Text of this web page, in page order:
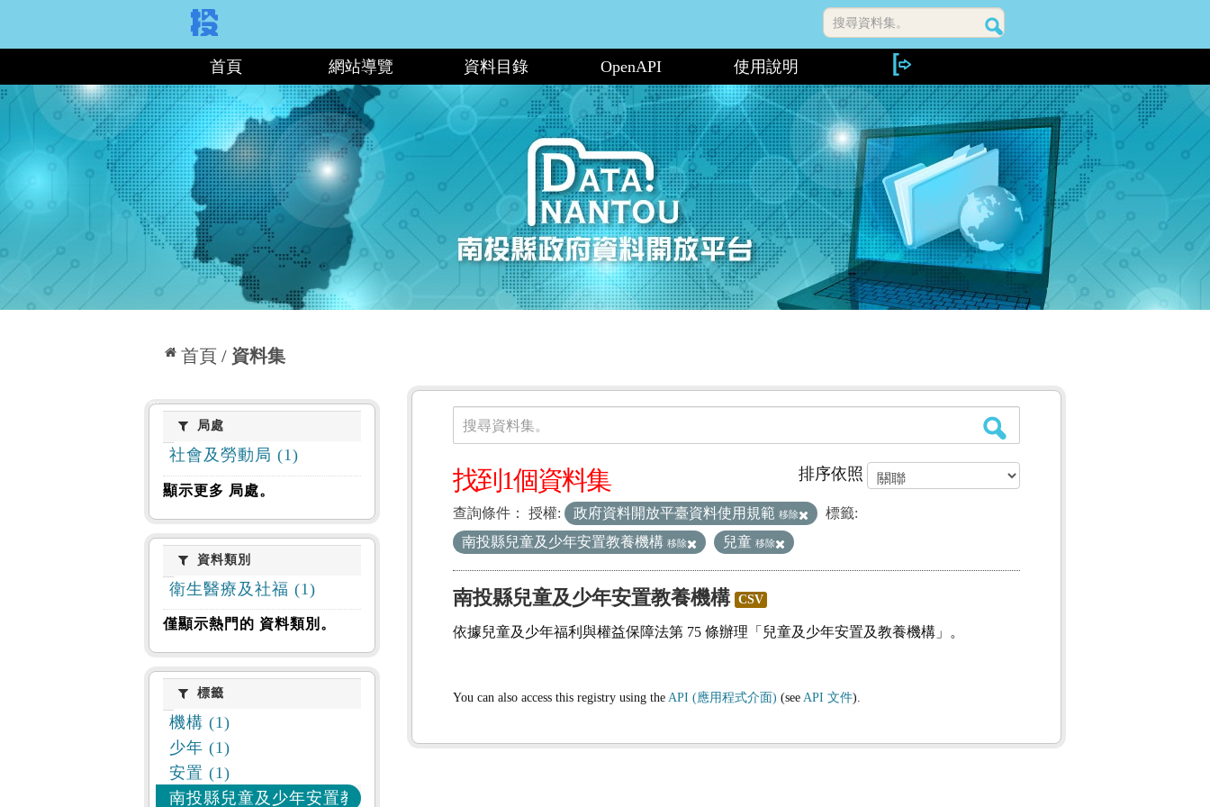
搜尋資料集。
首頁 網站導覽 資料目錄 OpenAPI 使用說明
首頁 資料集
局處局處
社會及勞動局 (1)
顯示更多 局處。
資料類別
資料類別
衛生醫療及社福 (1)
僅顯示熱門的 資料類別。
標籤標籤
機構 (1)
少年 (1)
安置 (1)
南投縣兒童及少年安置教養機構 (1)
資料集
搜尋資料集。
排序依照
找到1個資料集
查詢條件： 授權: 政府資料開放平臺資料使用規範 移除
標籤:
南投縣兒童及少年安置教養機構 移除 兒童 移除
南投縣兒童及少年安置教養機構 CSV
依據兒童及少年福利與權益保障法第 75 條辦理「兒童及少年安置及教養機構」。
You can also access this registry using the API (應用程式介面) (see API 文件).